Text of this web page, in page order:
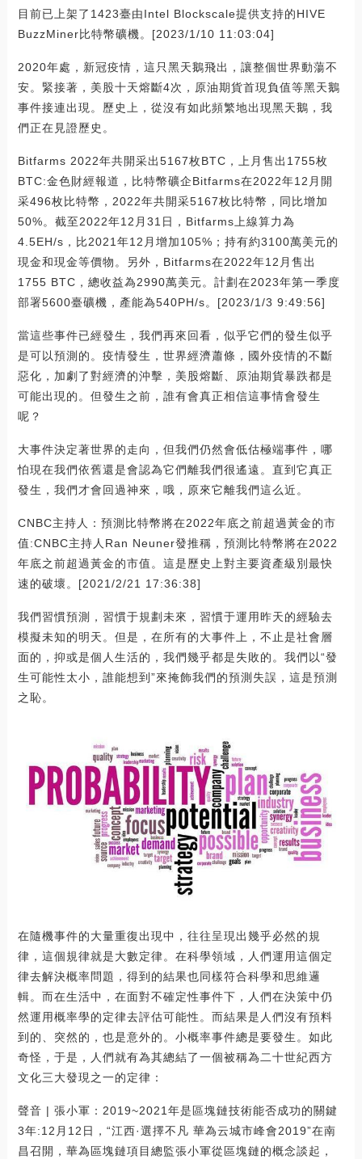
目前已上架了1423臺由Intel Blockscale提供支持的HIVE
BuzzMiner比特幣礦機。[2023/1/10 11:03:04]
2020年處，新冠疫情，這只黑天鵝飛出，讓整個世界動蕩不
安。緊接著，美股十天熔斷4次，原油期貨首現負值等黑天鵝
事件接連出現。歷史上，從沒有如此頻繁地出現黑天鵝，我
們正在見證歷史。
Bitfarms 2022年共開采出5167枚BTC，上月售出1755枚
BTC:金色財經報道，比特幣礦企Bitfarms在2022年12月開
采496枚比特幣，2022年共開采5167枚比特幣，同比增加
50%。截至2022年12月31日，Bitfarms上線算力為
4.5EH/s，比2021年12月增加105%；持有約3100萬美元的
現金和現金等價物。另外，Bitfarms在2022年12月售出
1755 BTC，總收益為2990萬美元。計劃在2023年第一季度
部署5600臺礦機，產能為540PH/s。[2023/1/3 9:49:56]
當這些事件已經發生，我們再來回看，似乎它們的發生似乎
是可以預測的。疫情發生，世界經濟蕭條，國外疫情的不斷
惡化，加劇了對經濟的沖擊，美股熔斷、原油期貨暴跌都是
可能出現的。但發生之前，誰有會真正相信這事情會發生
呢？
大事件決定著世界的走向，但我們仍然會低估極端事件，哪
怕現在我們依舊還是會認為它們離我們很遙遠。直到它真正
發生，我們才會回過神來，哦，原來它離我們這么近。
CNBC主持人：預測比特幣將在2022年底之前超過黃金的市
值:CNBC主持人Ran Neuner發推稱，預測比特幣將在2022
年底之前超過黃金的市值。這是歷史上對主要資產級別最快
速的破壞。[2021/2/21 17:36:38]
我們習慣預測，習慣于規劃未來，習慣于運用昨天的經驗去
模擬未知的明天。但是，在所有的大事件上，不止是社會層
面的，抑或是個人生活的，我們幾乎都是失敗的。我們以“發
生可能性太小，誰能想到”來掩飾我們的預測失誤，這是預測
之恥。
在隨機事件的大量重復出現中，往往呈現出幾乎必然的規
律，這個規律就是大數定律。在科學領域，人們運用這個定
律去解決概率問題，得到的結果也同樣符合科學和思維邏
輯。而在生活中，在面對不確定性事件下，人們在決策中仍
然運用概率學的定律去評估可能性。而結果是人們沒有預料
到的、突然的，也是意外的。小概率事件總是要發生。如此
奇怪，于是，人們就有為其總結了一個被稱為二十世紀西方
文化三大發現之一的定律：
聲音 | 張小軍：2019~2021年是區塊鏈技術能否成功的關鍵
3年:12月12日，“江西·選擇不凡 華為云城市峰會2019”在南
昌召開，華為區塊鏈項目總監張小軍從區塊鏈的概念談起，